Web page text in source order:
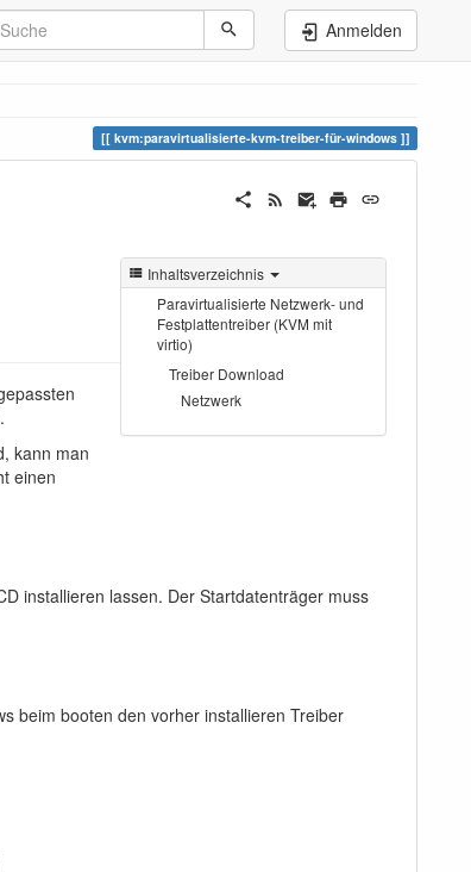
Anmelden
kvm:paravirtualisierte-kvm-treiber-für-windows
Inhaltsverzeichnis
Paravirtualisierte Netzwerk- und
Festplattentreiber (KVM mit
virtio)
Treiber Download
Netzwerk
kann man
einen
installieren lassen. Der Startdatenträger muss
beim booten den vorher installieren Treiber